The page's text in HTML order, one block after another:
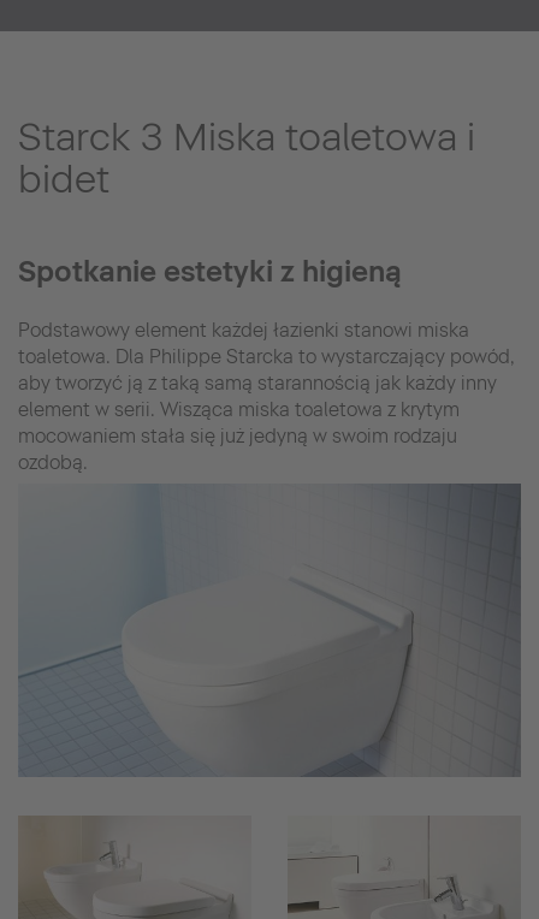
Starck 3 Miska toaletowa i
bidet
Spotkanie estetyki z higieną
Podstawowy element każdej łazienki stanowi miska
toaletowa. Dla Philippe Starcka to wystarczający powód,
aby tworzyć ją z taką samą starannością jak każdy inny
element w serii. Wisząca miska toaletowa z krytym
mocowaniem stała się już jedyną w swoim rodzaju
ozdobą.